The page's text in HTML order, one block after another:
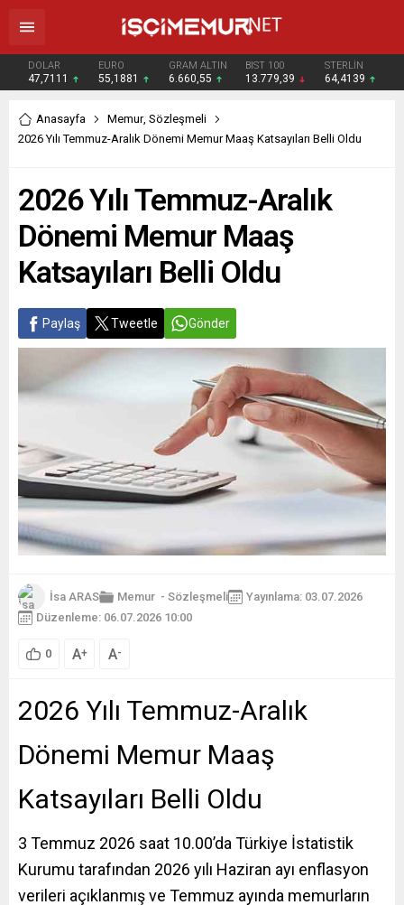
DOLAR
47,7111
EURO
55,1881
GRAM ALTIN
6.660,55
BIST 100
13.779,39
STERLİN
64,4139
Anasayfa Memur, Sözleşmeli
2026 Yılı Temmuz-Aralık Dönemi Memur Maaş Katsayıları Belli Oldu
2026 Yılı Temmuz-Aralık
Dönemi Memur Maaş
Katsayıları Belli Oldu
Paylaş Tweetle Gönder
İsa ARAS Memur - Sözleşmeli
Yayınlama: 03.07.2026
Düzenleme: 06.07.2026 10:00
0 A+ A-
2026 Yılı Temmuz-Aralık
Dönemi Memur Maaş
Katsayıları Belli Oldu
3 Temmuz 2026 saat 10.00’da Türkiye İstatistik
Kurumu tarafından 2026 yılı Haziran ayı enflasyon
verileri açıklanmış ve Temmuz ayında memurların